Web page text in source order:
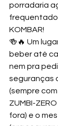
porradaria
frequentado
KOMBAR!
🍻🔥 Um
beber até
nem pra
seguranças
(sempre
ZUMBI-
fora) e o